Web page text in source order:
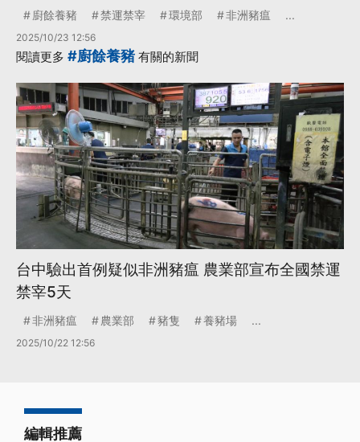
廚餘養豬 禁運禁宰 環境部 非洲豬瘟 ...
2025/10/23 12:56
閱讀更多 #廚餘養豬 有關的新聞
台中驗出首例疑似非洲豬瘟 農業部宣布全國禁運
禁宰5天
非洲豬瘟 農業部 豬隻 養豬場 ...
2025/10/22 12:56
編輯推薦